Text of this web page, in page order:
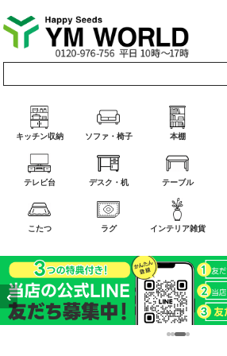
キッチン収納 ソファ・椅子 本棚
テレビ台 デスク・机 テーブル
こたつ ラグ インテリア雑貨
‹